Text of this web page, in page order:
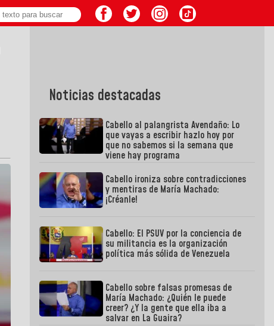
Noticias destacadas
Cabello al palangrista Avendaño: Lo
que vayas a escribir hazlo hoy por
que no sabemos si la semana que
viene hay programa
Cabello ironiza sobre contradicciones
y mentiras de María Machado:
¡Créanle!
Cabello: El PSUV por la conciencia de
su militancia es la organización
política más sólida de Venezuela
Cabello sobre falsas promesas de
María Machado: ¿Quién le puede
creer? ¿Y la gente que ella iba a
salvar en La Guaira?